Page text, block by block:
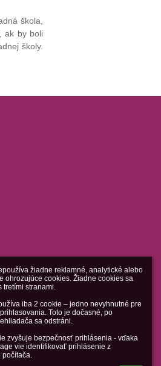
žiadne reklamné, analytické alebo
ohrozujúce cookies. Žiadne cookies sa
tretími stranami.
iba 2 cookie – jedno nevyhnutné pre
Toto je dočasné, po
sa odstráni.
zvyšuje bezpečnosť prihlásenia - vďaka
vie identifikovať prihlásenie z
počítača.
škola,
ak by boli
školy.